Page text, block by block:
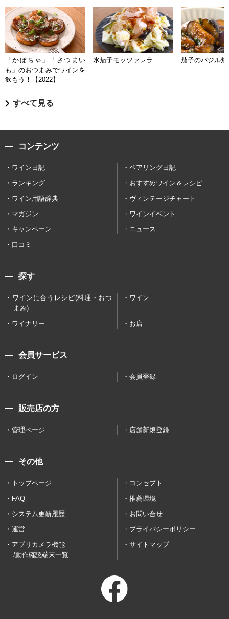
「かぼちゃ」「さつまい
も」のおつまみでワインを
飲もう！【2022】
水茄子モッツァレラ 茄子のバジル炒
すべて見る
コンテンツ
ワイン日記
ペアリング日記
ランキング
おすすめワイン＆レシピ
ワイン用語辞典
ヴィンテージチャート
マガジン
ワインイベント
キャンペーン
ニュース
口コミ
探す
ワインに合うレシピ(料理・おつ
まみ)
ワイン
ワイナリー お店
会員サービス
ログイン 会員登録
販売店の方
管理ページ 店舗新規登録
その他
トップページ
コンセプト
FAQ
推薦環境
システム更新履歴
お問い合せ
運営
プライバシーポリシー
アプリカメラ機能
/動作確認端末一覧
サイトマップ